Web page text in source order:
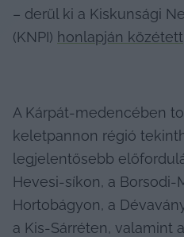
– derül ki a Kiskunsági
(KNPI) honlapján közétett
A Kárpát-medencében
keletpannon régió
legjelentősebb
Hevesi-síkon, a Borsodi-
Hortobágyon, a
a Kis-Sárréten, valamint